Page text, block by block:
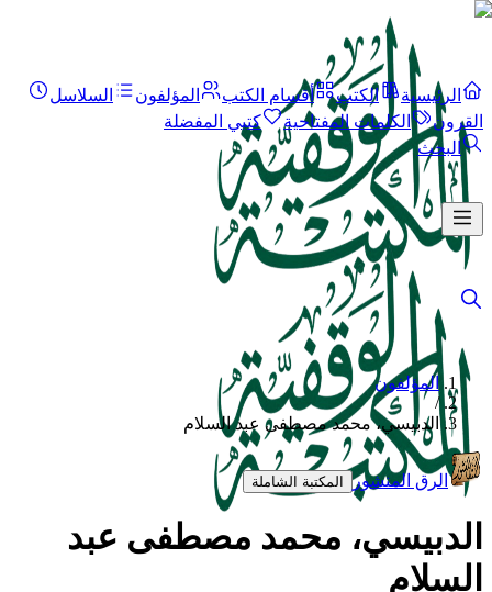
الرئيسية الكتب أقسام الكتب المؤلفون
السلاسل
القرون
الكلمات المفتاحية
كتبي المفضلة
البحث
المؤلفون
/
الدبيسي، محمد مصطفى عبد السلام
الرق المنشور المكتبة الشاملة
الدبيسي، محمد مصطفى عبد
السلام